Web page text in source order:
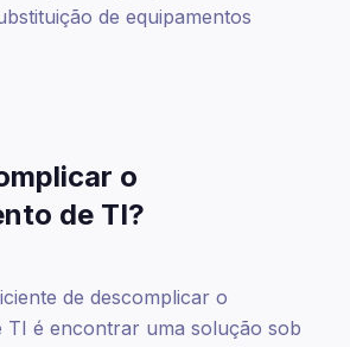
de equipamentos
o
de TI?
de descomplicar o
TI é encontrar uma solução sob